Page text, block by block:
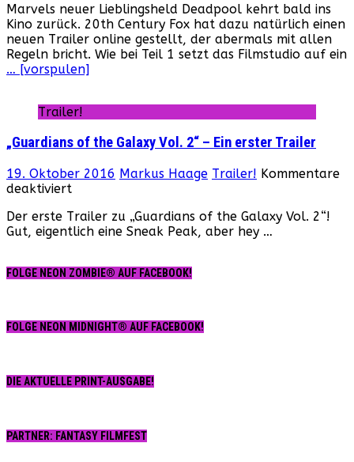
2“
–
Der
zweite
Trailer
Marvels neuer Lieblingsheld Deadpool kehrt bald ins
Kino zurück. 20th Century Fox hat dazu natürlich einen
neuen Trailer online gestellt, der abermals mit allen
Regeln bricht. Wie bei Teil 1 setzt das Filmstudio auf ein
… [vorspulen]
Trailer!
„Guardians of the Galaxy Vol. 2“ – Ein erster Trailer
19. Oktober 2016 Markus Haage Trailer! Kommentare
deaktiviertfür
of
the
Vol.
2“
erster
Trailer
Der erste Trailer zu „Guardians of the Galaxy Vol. 2“!
Gut, eigentlich eine Sneak Peak, aber hey …
FOLGE NEON ZOMBIE® AUF FACEBOOK!
FOLGE NEON MIDNIGHT® AUF FACEBOOK!
DIE AKTUELLE PRINT-AUSGABE!
PARTNER: FANTASY FILMFEST